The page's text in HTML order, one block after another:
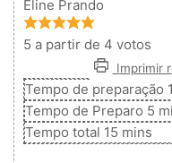
Eline Prando
5 a partir de 4 votos
Imprimir
Tempo de preparação
Tempo de Preparo 5
Tempo total 15 minutos
mins